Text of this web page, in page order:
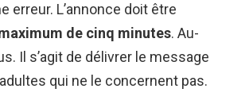
erreur. L’annonce doit être
de cinq minutes. Au-
Il s’agit de délivrer le message
qui ne le concernent pas.